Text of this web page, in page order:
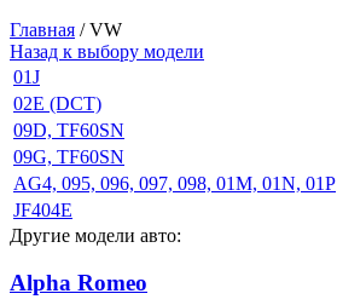
Главная /VW
Назад к выбору модели
01J
02E (DCT)
09D, TF60SN
09G, TF60SN
AG4, 095, 096, 097, 098, 01M, 01N, 01P
JF404E
Другие модели авто:
Alpha Romeo